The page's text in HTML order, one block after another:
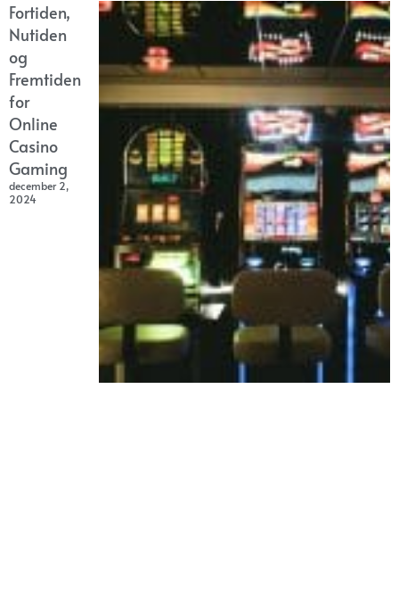
Fortiden,
Nutiden
og
Fremtiden
for
Online
Casino
Gaming
december 2,
2024